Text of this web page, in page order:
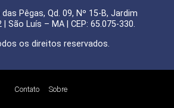
das Pêgas, Qd. 09, Nº 15-B, Jardim
| São Luís – MA | CEP: 65.075-330.
os direitos reservados.
Contato Sobre